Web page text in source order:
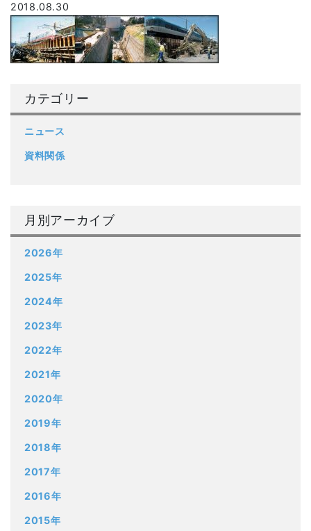
2018.08.30
カテゴリー
ニュース
資料関係
月別アーカイブ
2026年
2025年
2024年
2023年
2022年
2021年
2020年
2019年
2018年
2017年
2016年
2015年